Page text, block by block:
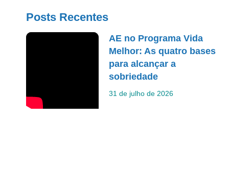
Posts Recentes
AE no Programa Vida
Melhor: As quatro bases
para alcançar a
sobriedade
31 de julho de 2026